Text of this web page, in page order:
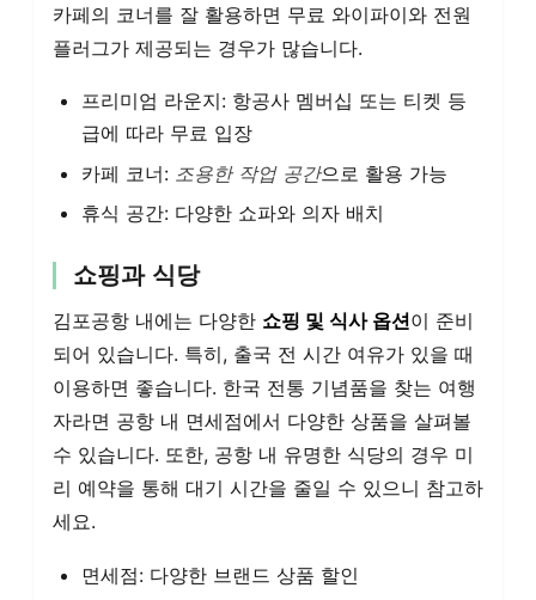
카페의 코너를 잘 활용하면 무료 와이파이와 전원
플러그가 제공되는 경우가 많습니다.
프리미엄 라운지: 항공사 멤버십 또는 티켓 등
급에 따라 무료 입장
카페 코너: 조용한 작업 공간으로 활용 가능
휴식 공간: 다양한 쇼파와 의자 배치
쇼핑과 식당
김포공항 내에는 다양한 쇼핑 및 식사 옵션이 준비
되어 있습니다. 특히, 출국 전 시간 여유가 있을 때
이용하면 좋습니다. 한국 전통 기념품을 찾는 여행
자라면 공항 내 면세점에서 다양한 상품을 살펴볼
수 있습니다. 또한, 공항 내 유명한 식당의 경우 미
리 예약을 통해 대기 시간을 줄일 수 있으니 참고하
세요.
면세점: 다양한 브랜드 상품 할인